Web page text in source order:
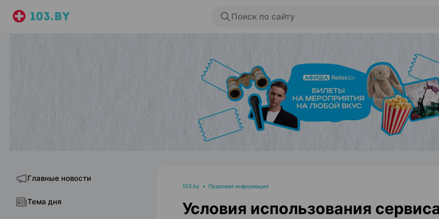
Поиск по сайту
ЭФФЕКТИВНАЯ РЕКЛАМА НА САЙТЕ
Главные новости
Тема дня
103.by • Правовая информация
Условия использования